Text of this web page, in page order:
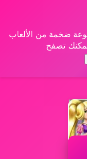
ضخمة من الألعاب
يمكنك تصفح